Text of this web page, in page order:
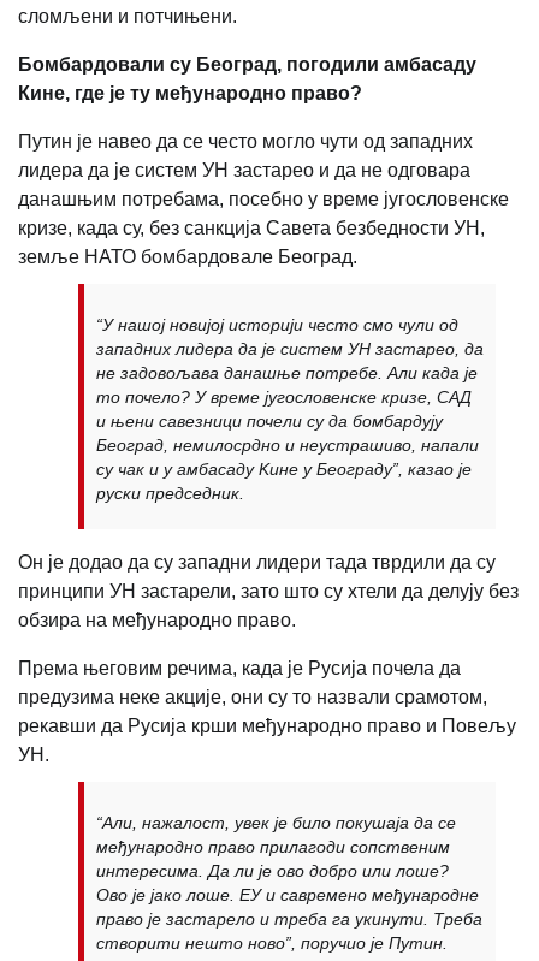
сломљени и потчињени.
Бомбардовали су Београд, погодили амбасаду
Кине, где је ту међународно право?
Путин је навео да се често могло чути од западних
лидера да је систем УН застарео и да не одговара
данашњим потребама, посебно у време југословенске
кризе, када су, без санкција Савета безбедности УН,
земље НАТО бомбардовале Београд.
“У нашој новијој историји често смо чули од
западних лидера да је систем УН застарео, да
не задовољава данашње потребе. Али када је
то почело? У време југословенске кризе, САД
и њени савезници почели су да бомбардују
Београд, немилосрдно и неустрашиво, напали
су чак и у амбасаду Kине у Београду”, казао је
руски председник.
Он је додао да су западни лидери тада тврдили да су
принципи УН застарели, зато што су хтели да делују без
обзира на међународно право.
Према његовим речима, када је Русија почела да
предузима неке акције, они су то назвали срамотом,
рекавши да Русија крши међународно право и Повељу
УН.
“Али, нажалост, увек је било покушаја да се
међународно право прилагоди сопственим
интересима. Да ли је ово добро или лоше?
Ово је јако лоше. ЕУ и савремено међународне
право је застарело и треба га укинути. Треба
створити нешто ново”, поручио је Путин.